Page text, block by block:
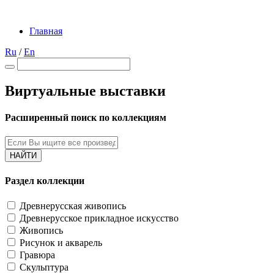
Главная
Ru /En
Виртуальные выставки
Расширенный поиск по коллекциям
НАЙТИ
Раздел коллекции
Древнерусская живопись
Древнерусское прикладное искусство
Живопись
Рисунок и акварель
Гравюра
Скульптура